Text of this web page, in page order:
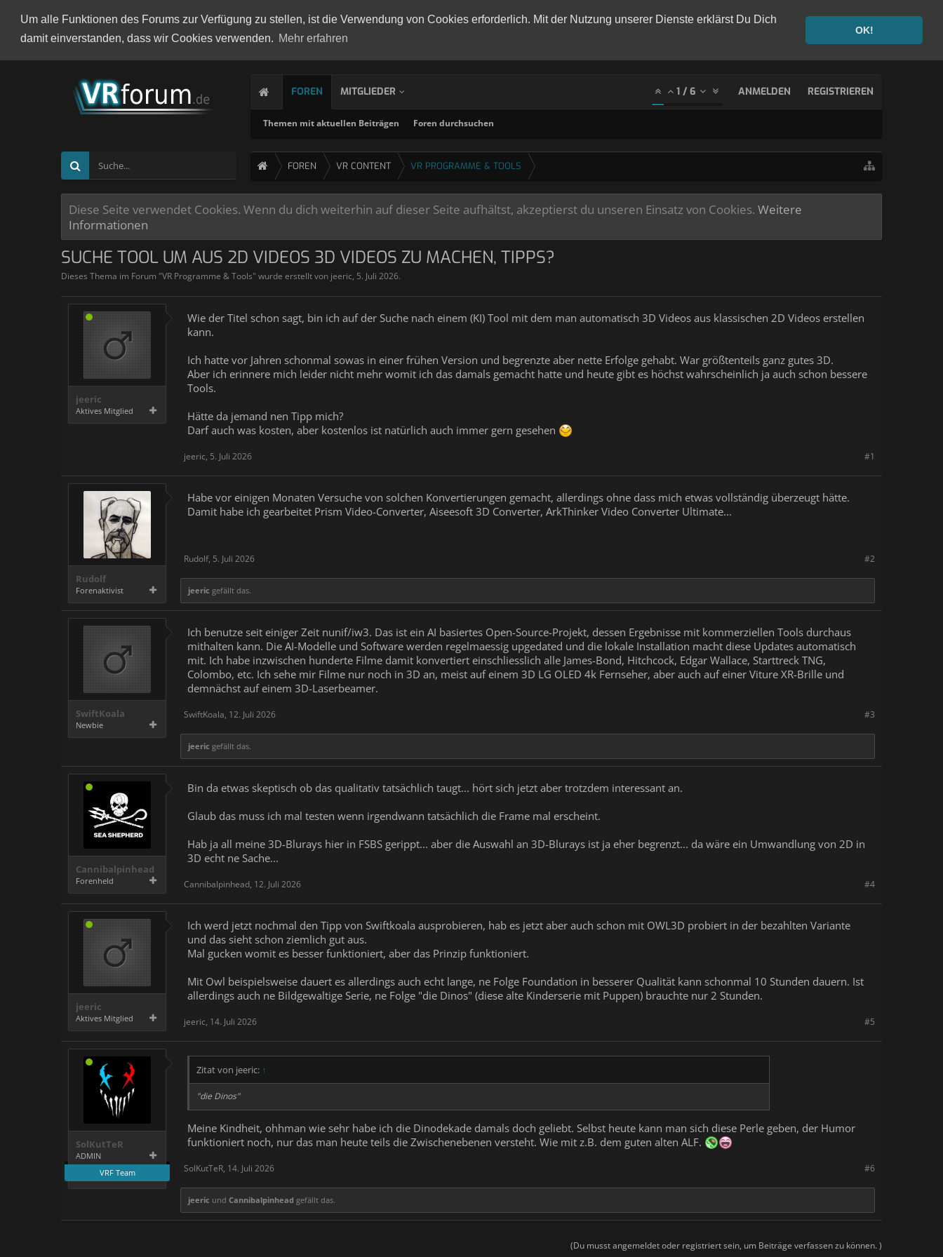
Um alle Funktionen des Forums zur Verfügung zu stellen, ist die Verwendung von Cookies erforderlich. Mit der Nutzung unserer Dienste erklärst Du Dich
damit einverstanden, dass wir Cookies verwenden. Mehr erfahren
OK!
FOREN
Themen mit aktuellen Beiträgen Foren durchsuchen
MITGLIEDER 1 / 6 ANMELDEN REGISTRIEREN
FOREN VR CONTENT VR PROGRAMME & TOOLS
Diese Seite verwendet Cookies. Wenn du dich weiterhin auf dieser Seite aufhältst, akzeptierst du unseren Einsatz von Cookies. Weitere
Informationen
SUCHE TOOL UM AUS 2D VIDEOS 3D VIDEOS ZU MACHEN, TIPPS?
Dieses Thema im Forum "VR Programme & Tools" wurde erstellt von jeeric, 5. Juli 2026.
jeeric
Aktives Mitglied
Wie der Titel schon sagt, bin ich auf der Suche nach einem (KI) Tool mit dem man automatisch 3D Videos aus klassischen 2D Videos erstellen
kann.
Ich hatte vor Jahren schonmal sowas in einer frühen Version und begrenzte aber nette Erfolge gehabt. War größtenteils ganz gutes 3D.
Aber ich erinnere mich leider nicht mehr womit ich das damals gemacht hatte und heute gibt es höchst wahrscheinlich ja auch schon bessere
Tools.
Hätte da jemand nen Tipp mich?
Darf auch was kosten, aber kostenlos ist natürlich auch immer gern gesehen
#1
jeeric, 5. Juli 2026
Rudolf
Forenaktivist
Habe vor einigen Monaten Versuche von solchen Konvertierungen gemacht, allerdings ohne dass mich etwas vollständig überzeugt hätte.
Damit habe ich gearbeitet Prism Video-Converter, Aiseesoft 3D Converter, ArkThinker Video Converter Ultimate...
#2
Rudolf, 5. Juli 2026
jeeric gefällt das.
SwiftKoala
Newbie
Ich benutze seit einiger Zeit nunif/iw3. Das ist ein AI basiertes Open-Source-Projekt, dessen Ergebnisse mit kommerziellen Tools durchaus
mithalten kann. Die AI-Modelle und Software werden regelmaessig upgedated und die lokale Installation macht diese Updates automatisch
mit. Ich habe inzwischen hunderte Filme damit konvertiert einschliesslich alle James-Bond, Hitchcock, Edgar Wallace, Starttreck TNG,
Colombo, etc. Ich sehe mir Filme nur noch in 3D an, meist auf einem 3D LG OLED 4k Fernseher, aber auch auf einer Viture XR-Brille und
demnächst auf einem 3D-Laserbeamer.
#3
SwiftKoala, 12. Juli 2026
jeeric gefällt das.
Cannibalpinhead
Forenheld
Bin da etwas skeptisch ob das qualitativ tatsächlich taugt... hört sich jetzt aber trotzdem interessant an.
Glaub das muss ich mal testen wenn irgendwann tatsächlich die Frame mal erscheint.
Hab ja all meine 3D-Blurays hier in FSBS gerippt... aber die Auswahl an 3D-Blurays ist ja eher begrenzt... da wäre ein Umwandlung von 2D in
3D echt ne Sache...
#4
Cannibalpinhead, 12. Juli 2026
jeeric
Aktives Mitglied
Ich werd jetzt nochmal den Tipp von Swiftkoala ausprobieren, hab es jetzt aber auch schon mit OWL3D probiert in der bezahlten Variante
und das sieht schon ziemlich gut aus.
Mal gucken womit es besser funktioniert, aber das Prinzip funktioniert.
Mit Owl beispielsweise dauert es allerdings auch echt lange, ne Folge Foundation in besserer Qualität kann schonmal 10 Stunden dauern. Ist
allerdings auch ne Bildgewaltige Serie, ne Folge "die Dinos" (diese alte Kinderserie mit Puppen) brauchte nur 2 Stunden.
#5
jeeric, 14. Juli 2026
SolKutTeR
ADMIN
VRF Team
Zitat von jeeric: ↑
"die Dinos"
Meine Kindheit, ohhman wie sehr habe ich die Dinodekade damals doch geliebt. Selbst heute kann man sich diese Perle geben, der Humor
funktioniert noch, nur das man heute teils die Zwischenebenen versteht. Wie mit z.B. dem guten alten ALF.
#6
SolKutTeR, 14. Juli 2026
jeeric und Cannibalpinhead gefällt das.
(Du musst angemeldet oder registriert sein, um Beiträge verfassen zu können. )